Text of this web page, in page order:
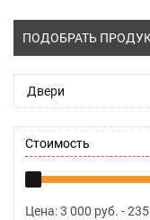
ПОДОБРАТЬ
Стоимость
Цена:3 000 руб. -